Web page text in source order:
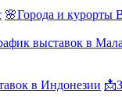
🌸Города и курорты
выставок в
в Индонезии